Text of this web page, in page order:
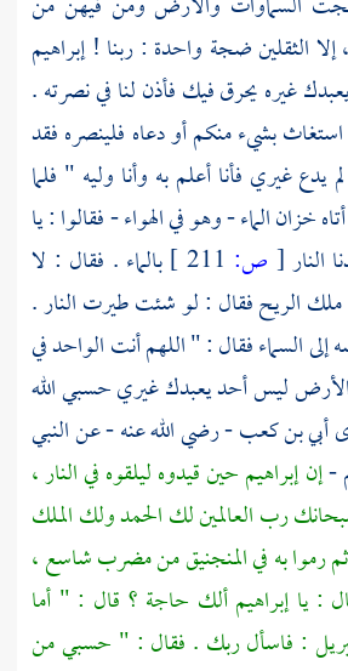
، إلا الثقلين ضجة واحدة : ربنا !إبراهيم
غيره يحرق فيك فأذن لنا في نصرته .
استغاث بشيء منكم أو دعاه فلينصره فقد
غيري فأنا أعلم به وأنا وليه " فلما
خزان الماء - وهو في الهواء - فقالوا : يا
النار[ ص:
بالماء . فقال : لا
ملك الريح فقال : لو شئت طيرت النار .
السماء فقال : " اللهم أنت الواحد في
الأرض ليس أحد يعبدك غيري حسبي الله
أبي بن كعب- رضي الله عنه - عن النبي
-إنإبراهيمحين قيدوه ليلقوه في النار ،
رب العالمين لك الحمد ولك الملك
رموا به في المنجنيق من مضرب شاسع ،
: ياإبراهيمألك حاجة ؟ قال : " أما
: فاسأل ربك . فقال : " حسبي من